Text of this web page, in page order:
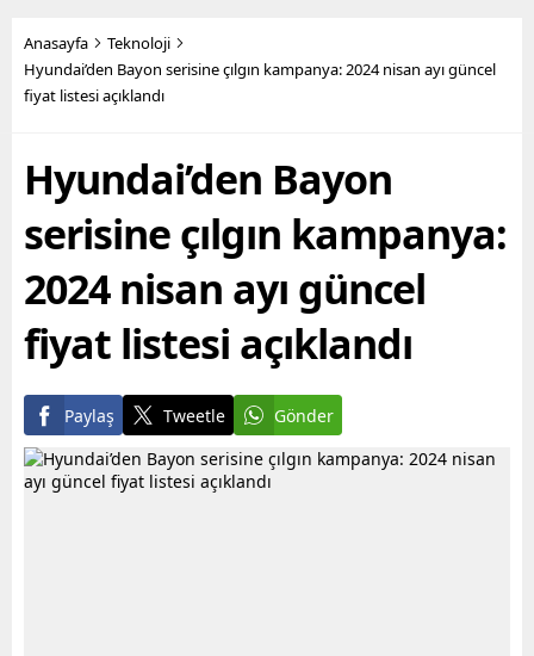
Başkanı Vahap Seçer’in
öncülüğünde hayata
geçirilen hizmetler ile
alabilmesine destek
olmayı hedefleyen
Büyükşehir...
ekipleri, son olarak Bahçe
yapının...
Anasayfa
Teknoloji
Hyundai’den Bayon serisine çılgın kampanya: 2024 nisan ayı güncel
fiyat listesi açıklandı
Hyundai’den Bayon
serisine çılgın kampanya:
2024 nisan ayı güncel
fiyat listesi açıklandı
Paylaş Tweetle Gönder